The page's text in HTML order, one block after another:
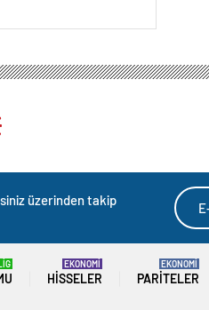
üzerinden takip
HISSELER
EKONOMİ
PARITELER
EKONOMİ